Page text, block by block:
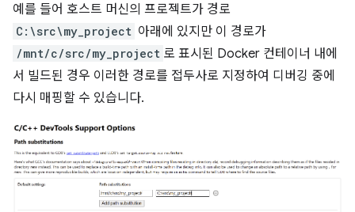
예를 들어 호스트 머신의 프로젝트가 경로
C:\src\my_project 아래에 있지만 이 경로가
/mnt/c/src/my_project 로 표시된 Docker 컨테이너 내에
서 빌드된 경우 이러한 경로를 접두사로 지정하여 디버깅 중에
다시 매핑할 수 있습니다.